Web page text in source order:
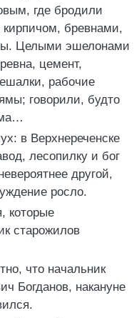
где бродили
бревнами,
Целыми эшелонами
цемент,
рабочие
говорили, будто
в Верхнереченске
лесопилку и бог
другой,
росло.
которые
старожилов
что начальник
Богданов, накануне